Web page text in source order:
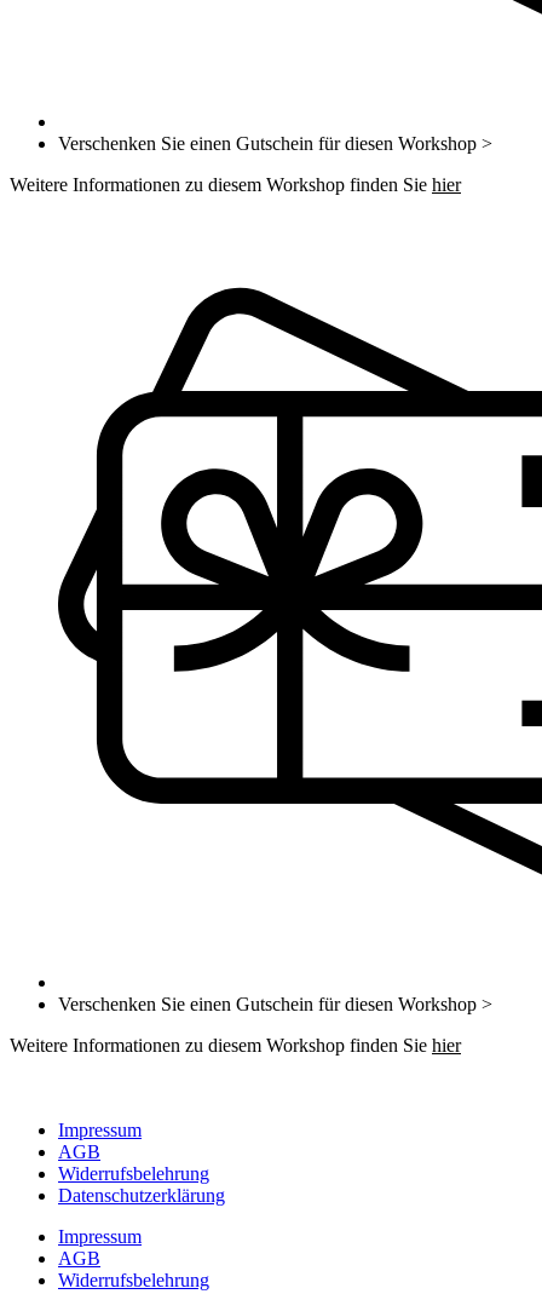
Verschenken Sie einen Gutschein für diesen Workshop >
Weitere Informationen zu diesem Workshop finden Sie hier
Verschenken Sie einen Gutschein für diesen Workshop >
Weitere Informationen zu diesem Workshop finden Sie hier
Impressum
AGB
Widerrufsbelehrung
Datenschutzerklärung
Impressum
AGB
Widerrufsbelehrung